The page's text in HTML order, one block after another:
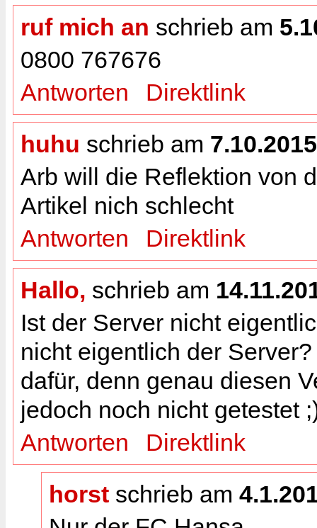
ruf mich an schrieb am
0800 767676
Antworten
Direktlink
huhu schrieb am 7.10.2015
Arb will die Reflektion von
Artikel nich schlecht
Antworten
Direktlink
Hallo, schrieb am
Ist der Server nicht
nicht eigentlich der
dafür, denn genau diesen
jedoch noch nicht getestet
Antworten
Direktlink
horst schrieb am